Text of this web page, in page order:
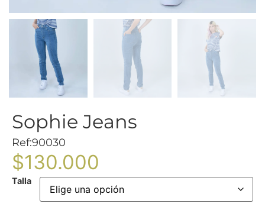
Sophie Jeans
Ref:90030
$130.000
Talla